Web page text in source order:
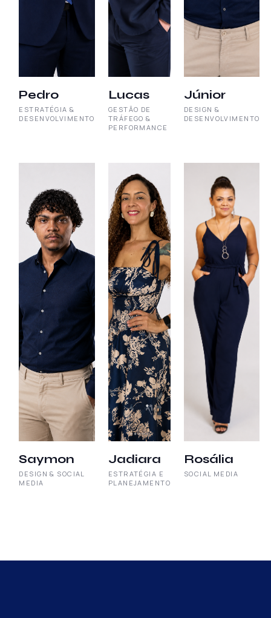
Pedro
ESTRATÉGIA &
DESENVOLVIMENTO
Lucas
GESTÃO DE
TRÁFEGO &
PERFORMANCE
Júnior
DESIGN &
DESENVOLVIMENTO
Saymon
DESIGN & SOCIAL
MEDIA
Jadiara
ESTRATÉGIA E
PLANEJAMENTO
Rosália
SOCIAL MEDIA